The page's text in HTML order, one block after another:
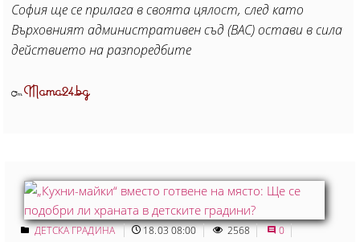
София ще се прилага в своята цялост, след като
Върховният административен съд (ВАС) остави в сила
действието на разпоредбите
ОтMama24.bg
ДЕТСКА ГРАДИНА 18.03 08:00 2568 0